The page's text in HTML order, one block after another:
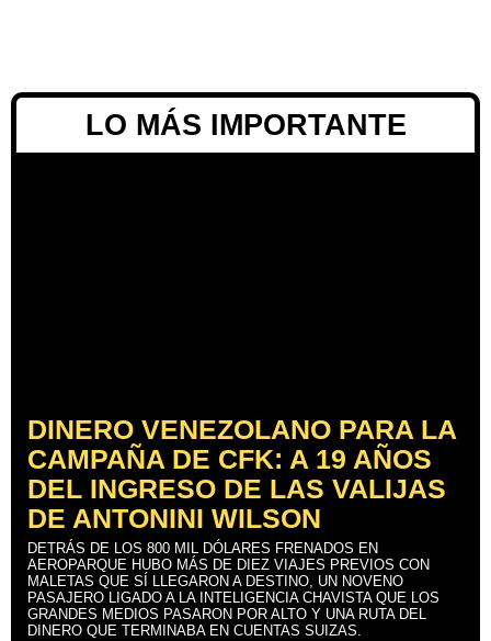
LO MÁS IMPORTANTE
DINERO VENEZOLANO PARA LA
CAMPAÑA DE CFK: A 19 AÑOS
DEL INGRESO DE LAS VALIJAS
DE ANTONINI WILSON
DETRÁS DE LOS 800 MIL DÓLARES FRENADOS EN
AEROPARQUE HUBO MÁS DE DIEZ VIAJES PREVIOS CON
MALETAS QUE SÍ LLEGARON A DESTINO, UN NOVENO
PASAJERO LIGADO A LA INTELIGENCIA CHAVISTA QUE LOS
GRANDES MEDIOS PASARON POR ALTO Y UNA RUTA DEL
DINERO QUE TERMINABA EN CUENTAS SUIZAS.